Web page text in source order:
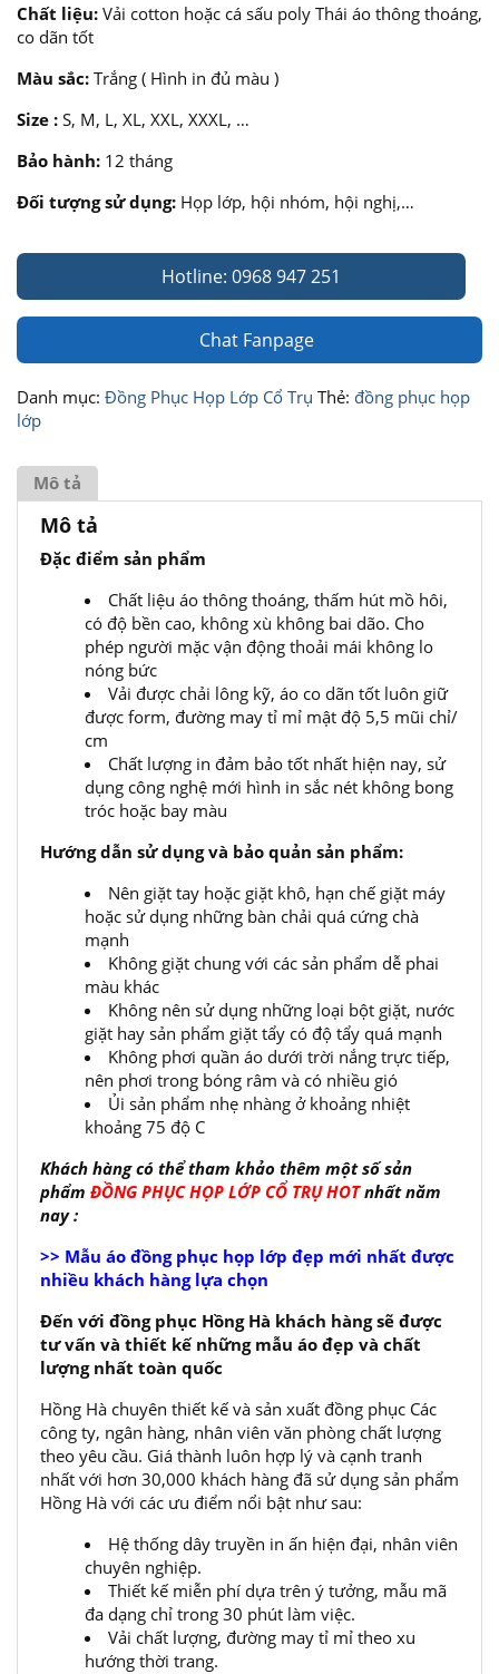
Chất liệu: Vải cotton hoặc cá sấu poly Thái áo thông thoáng,
co dãn tốt
Màu sắc: Trắng ( Hình in đủ màu )
Size : S, M, L, XL, XXL, XXXL, …
Bảo hành: 12 tháng
Đối tượng sử dụng: Họp lớp, hội nhóm, hội nghị,…
Hotline: 0968 947 251
Chat Fanpage
Danh mục: Đồng Phục Họp Lớp Cổ Trụ Thẻ: đồng phục họp
lớp
Mô tả
Mô tả
Đặc điểm sản phẩm
Chất liệu áo thông thoáng, thấm hút mồ hôi,
có độ bền cao, không xù không bai dão. Cho
phép người mặc vận động thoải mái không lo
nóng bức
Vải được chải lông kỹ, áo co dãn tốt luôn giữ
được form, đường may tỉ mỉ mật độ 5,5 mũi chỉ/
cm
Chất lượng in đảm bảo tốt nhất hiện nay, sử
dụng công nghệ mới hình in sắc nét không bong
tróc hoặc bay màu
Hướng dẫn sử dụng và bảo quản sản phẩm:
Nên giặt tay hoặc giặt khô, hạn chế giặt máy
hoặc sử dụng những bàn chải quá cứng chà
mạnh
Không giặt chung với các sản phẩm dễ phai
màu khác
Không nên sử dụng những loại bột giặt, nước
giặt hay sản phẩm giặt tẩy có độ tẩy quá mạnh
Không phơi quần áo dưới trời nắng trực tiếp,
nên phơi trong bóng râm và có nhiều gió
Ủi sản phẩm nhẹ nhàng ở khoảng nhiệt
khoảng 75 độ C
Khách hàng có thể tham khảo thêm một số sản
phẩm ĐỒNG PHỤC HỌP LỚP CỔ TRỤ HOTnhất năm
nay :
>> Mẫu áo đồng phục họp lớp đẹp mới nhất được
nhiều khách hàng lựa chọn
Đến với đồng phục Hồng Hà khách hàng sẽ được
tư vấn và thiết kế những mẫu áo đẹp và chất
lượng nhất toàn quốc
Hồng Hà chuyên thiết kế và sản xuất đồng phục Các
công ty, ngân hàng, nhân viên văn phòng chất lượng
theo yêu cầu. Giá thành luôn hợp lý và cạnh tranh
nhất với hơn 30,000 khách hàng đã sử dụng sản phẩm
Hồng Hà với các ưu điểm nổi bật như sau:
Hệ thống dây truyền in ấn hiện đại, nhân viên
chuyên nghiệp.
Thiết kế miễn phí dựa trên ý tưởng, mẫu mã
đa dạng chỉ trong 30 phút làm việc.
Vải chất lượng, đường may tỉ mỉ theo xu
hướng thời trang.